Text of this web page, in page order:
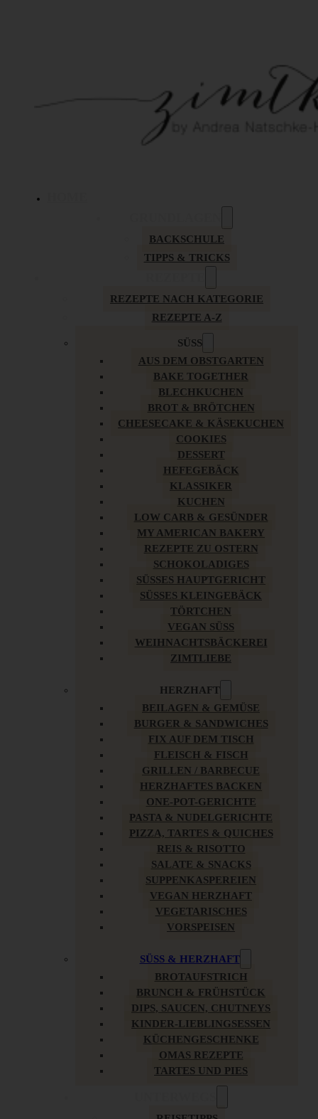
BACKSCHULE
TIPPS & TRICKS
REZEPTE NACH KATEGORIE
REZEPTE A-Z
SÜSS
AUS DEM OBSTGARTEN
BAKE TOGETHER
BLECHKUCHEN
BROT & BRÖTCHEN
CHEESECAKE & KÄSEKUCHEN
COOKIES
DESSERT
HEFEGEBÄCK
KLASSIKER
KUCHEN
LOW CARB & GESÜNDER
MY AMERICAN BAKERY
REZEPTE ZU OSTERN
SCHOKOLADIGES
SÜSSES HAUPTGERICHT
SÜSSES KLEINGEBÄCK
TÖRTCHEN
VEGAN SÜSS
WEIHNACHTSBÄCKEREI
ZIMTLIEBE
HERZHAFT
BEILAGEN & GEMÜSE
BURGER & SANDWICHES
FIX AUF DEM TISCH
FLEISCH & FISCH
GRILLEN / BARBECUE
HERZHAFTES BACKEN
ONE-POT-GERICHTE
PASTA & NUDELGERICHTE
PIZZA, TARTES & QUICHES
REIS & RISOTTO
SALATE & SNACKS
SUPPENKASPEREIEN
VEGAN HERZHAFT
VEGETARISCHES
VORSPEISEN
SÜSS & HERZHAFT
BROTAUFSTRICH
BRUNCH & FRÜHSTÜCK
DIPS, SAUCEN, CHUTNEYS
KINDER-LIEBLINGSESSEN
KÜCHENGESCHENKE
OMAS REZEPTE
TARTES UND PIES